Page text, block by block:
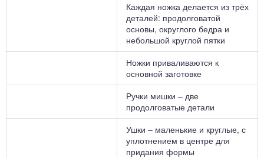
Каждая ножка делается из трёх
деталей: продолговатой
основы, округлого бедра и
небольшой круглой пятки
Ножки приваливаются к
основной заготовке
Ручки мишки – две
продолговатые детали
Ушки – маленькие и круглые, с
уплотнением в центре для
придания формы